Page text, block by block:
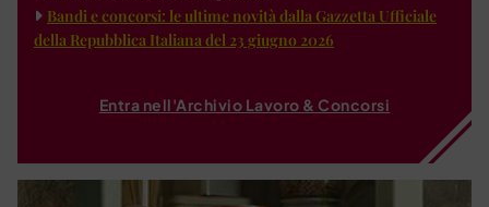
Bandi e concorsi: le ultime novità dalla Gazzetta Ufficiale
della Repubblica Italiana del 23 giugno 2026
Entra nell'Archivio Lavoro & Concorsi